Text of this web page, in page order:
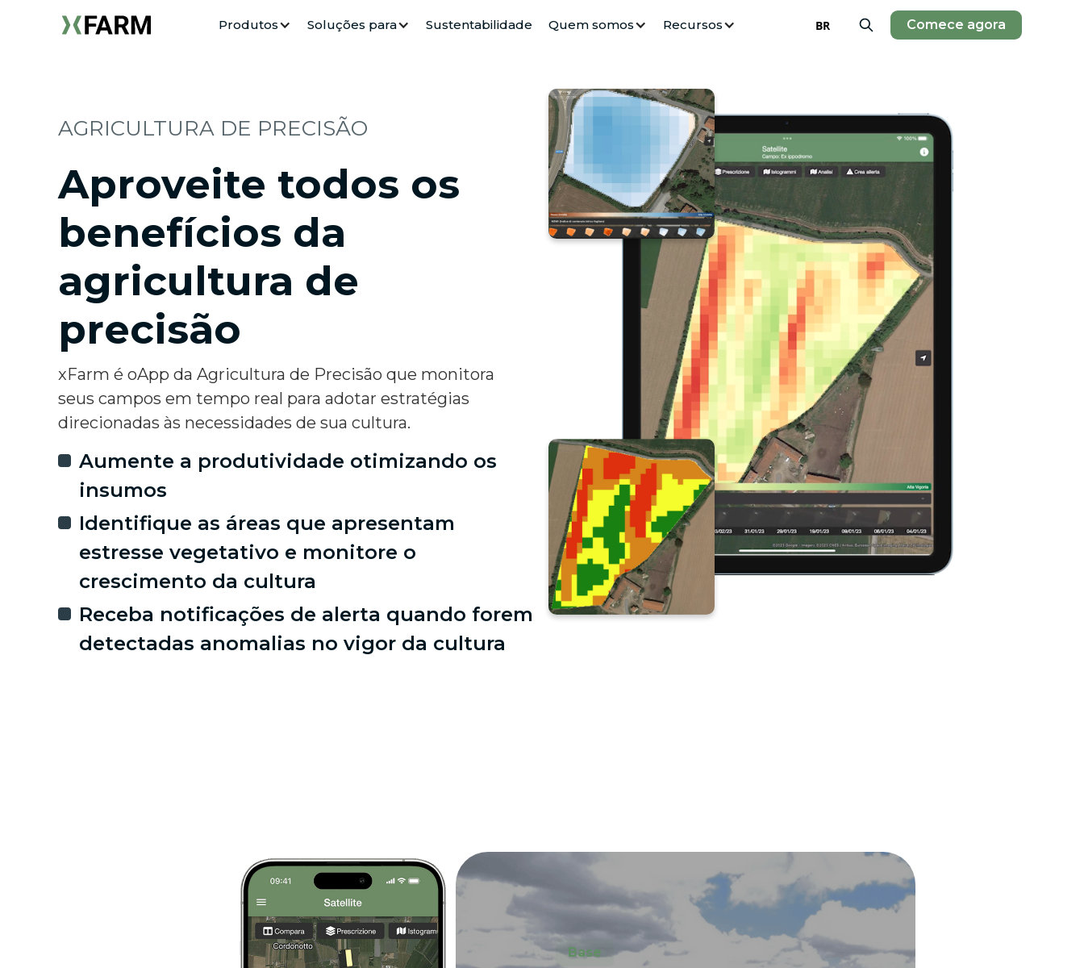
Produtos Soluções para Sustentabilidade Quem somos Recursos BR Comece agora
AGRICULTURA DE PRECISÃO
Aproveite todos os
benefícios da
agricultura de
precisão
xFarm é oApp da Agricultura de Precisão que monitora
seus campos em tempo real para adotar estratégias
direcionadas às necessidades de sua cultura.
Aumente a produtividade otimizando os
insumos
Identifique as áreas que apresentam
estresse vegetativo e monitore o
crescimento da cultura
Receba notificações de alerta quando forem
detectadas anomalias no vigor da cultura
Base